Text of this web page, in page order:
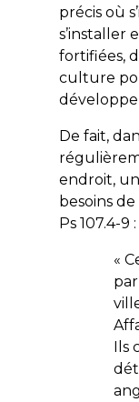
précis où
s’installer
fortifiées,
culture
De fait,
endroit,
besoins
Ps 107.4-9 :
«
Ils